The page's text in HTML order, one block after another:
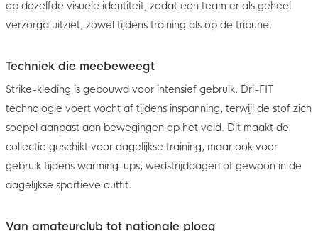
op dezelfde visuele identiteit, zodat een team er als geheel
verzorgd uitziet, zowel tijdens training als op de tribune.
Techniek die meebeweegt
Strike-kleding is gebouwd voor intensief gebruik. Dri-FIT
technologie voert vocht af tijdens inspanning, terwijl de stof zich
soepel aanpast aan bewegingen op het veld. Dit maakt de
collectie geschikt voor dagelijkse training, maar ook voor
gebruik tijdens warming-ups, wedstrijddagen of gewoon in de
dagelijkse sportieve outfit.
Van amateurclub tot nationale ploeg